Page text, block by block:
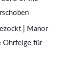
| Manor
Ohrfeige für